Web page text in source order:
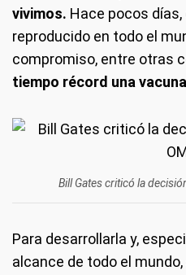
vivimos. Hace pocos
reproducido en todo el
compromiso, entre otras
tiempo récord una
Bill Gates criticó la
Para desarrollarla y,
alcance de todo el mundo,